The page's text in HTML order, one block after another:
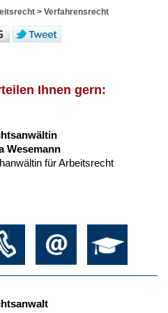
> Verfahrensrecht
Ihnen gern:
Wesemann
für Arbeitsrecht